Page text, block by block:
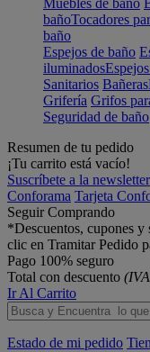
Muebles de baño
bañoTocadores
baño
Espejos de baño
iluminados
Sanitarios Bañeras
Grifería Grifos
Seguridad de baño
Resumen de tu pedido
¡Tu carrito está vacío!
Suscríbete a la newsletter
Conforama Tarjeta
Seguir Comprando
*Descuentos, cupones
clic en Tramitar Pedido
Pago 100% seguro
Total con descuento
Ir Al Carrito
Estado de mi pedido